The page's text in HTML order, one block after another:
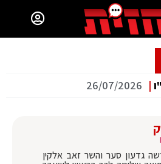
|
26/07/2026
גדעון סער והשר זאב אלקין